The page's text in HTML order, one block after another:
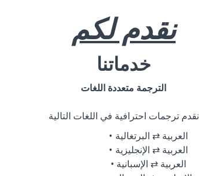
نقدم لكم
خدماتنا
الترجمة متعددة اللغات
نقدم ترجمات احترافية في اللغات التالية
العربية ⇄ البرتغالية
العربية ⇄ الإنجليزية
العربية ⇄ الإسبانية